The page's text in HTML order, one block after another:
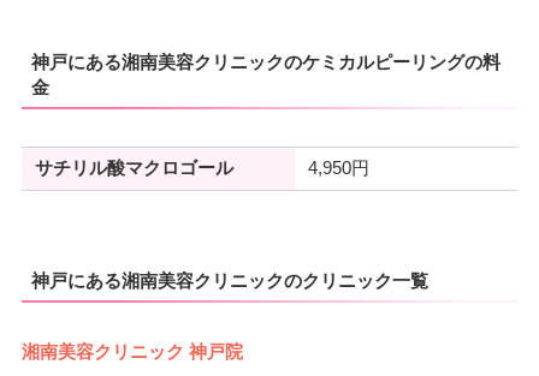
神戸にある湘南美容クリニックのケミカルピーリングの料
金
サチリル酸マクロゴール 4,950円
神戸にある湘南美容クリニックのクリニック一覧
湘南美容クリニック 神戸院